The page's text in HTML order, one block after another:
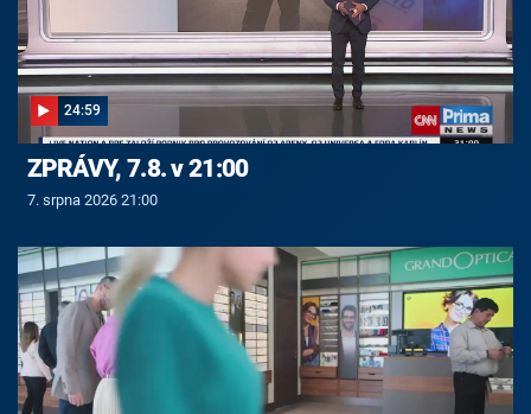
24:59
ZPRÁVY, 7.8. v 21:00
7. srpna 2026 21:00